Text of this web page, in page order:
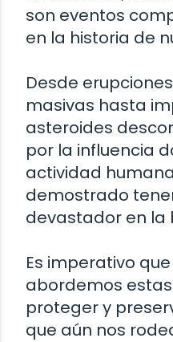
son eventos
en la historia de
Desde
masivas hasta
asteroides
por la influencia
actividad
demostrado
devastador en la
Es imperativo
abordemos
proteger y
que aún nos